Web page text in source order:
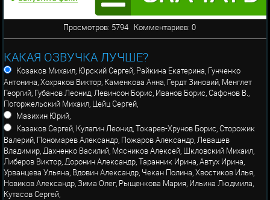
Просмотров: 5794 Комментариев: 0
КАКАЯ ОЗВУЧКА ЛУЧШЕ?
Козаков Михаил, Юрский Сергей, Райкина Екатерина, Гунченко
Антонина, Хохряков Виктор, Каменкова Анна, Гердт Зиновий, Менглет
Георгий, Губанов Леонид, Левинсон Борис, Иванов Борис, Сафонов В.,
Погоржельский Михаил, Цейц Сергей,
Мазихин Юрий,
Казаков Сергей, Кулагин Леонид, Токарев-Хрунов Борис, Сторожик
Валерий, Пономарев Александр, Пожаров Александр, Левашев
Владимир, Дахненко Василий, Мясников Алексей, Шкловский Михаил,
Либеров Виктор, Доронин Александр, Таранник Ирина, Автух Ирина,
Урванцева Ульяна, Вдовин Александр, Чекан Полина, Хвостиков Илья,
Новиков Александр, Зима Олег, Рыщенкова Мария, Ильина Людмила,
Кутасов Сергей,